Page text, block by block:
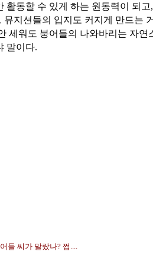
활동할 수 있게 하는 원동력이 되고
뮤지션들의 입지도 커지게 만드는
세워도 붕어들의 나와바리는 자연
말이다.
들 씨가 말랐나? 쩝....